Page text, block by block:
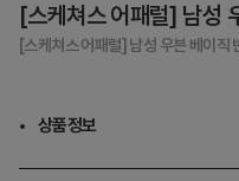
[스케쳐스 어패럴] 남성
[스케쳐스 어패럴] 남성 우븐 베이직
상품정보